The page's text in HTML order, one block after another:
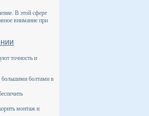
В этой сфере
внимание при
точность и
большими болтами в
монтаж и